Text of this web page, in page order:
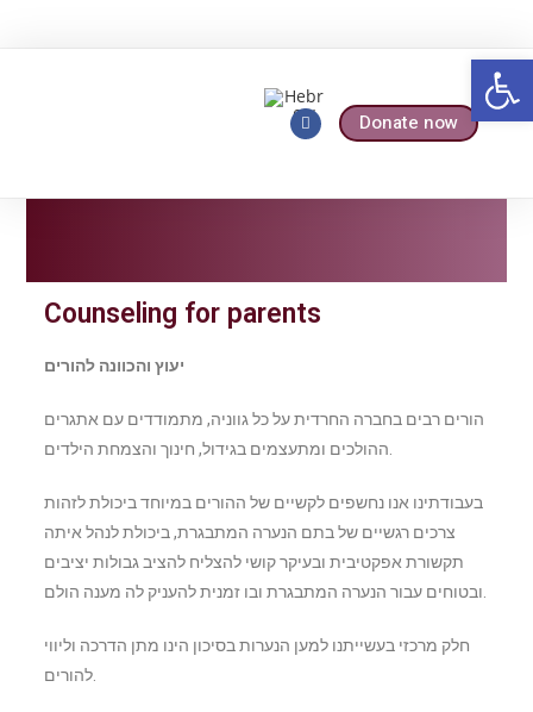
Donate now
Counseling for parents
יעוץ והכוונה להורים
הורים רבים בחברה החרדית על כל גווניה, מתמודדים עם אתגרים
בעבודתינו אנו נחשפים לקשיים של ההורים במיוחד ביכולת לזהות
צרכים רגשיים של בתם הנערה המתבגרת, ביכולת לנהל איתה
תקשורת אפקטיבית ובעיקר קושי להצליח להציב גבולות יציבים
חלק מרכזי בעשייתנו למען הנערות בסיכון הינו מתן הדרכה וליווי